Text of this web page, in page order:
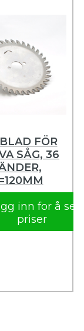
FÖR
SÅG, 36
inn for å se
priser